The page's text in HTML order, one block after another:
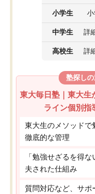
小学生
中学生 詳
高校生 詳
塾探し
東大毎日塾｜東大生
ライン個別指
東大生のメソッドで
徹底的な管理
「勉強せざるを得
夫された仕組み
質問対応など、サポ